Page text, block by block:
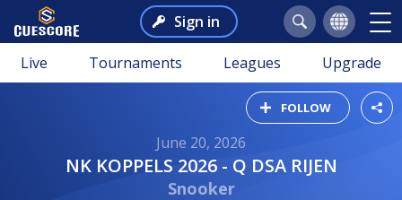
Sign in
Live Tournaments Leagues Upgrade
FOLLOW
June 20, 2026
NK KOPPELS 2026 - Q DSA RIJEN
Snooker